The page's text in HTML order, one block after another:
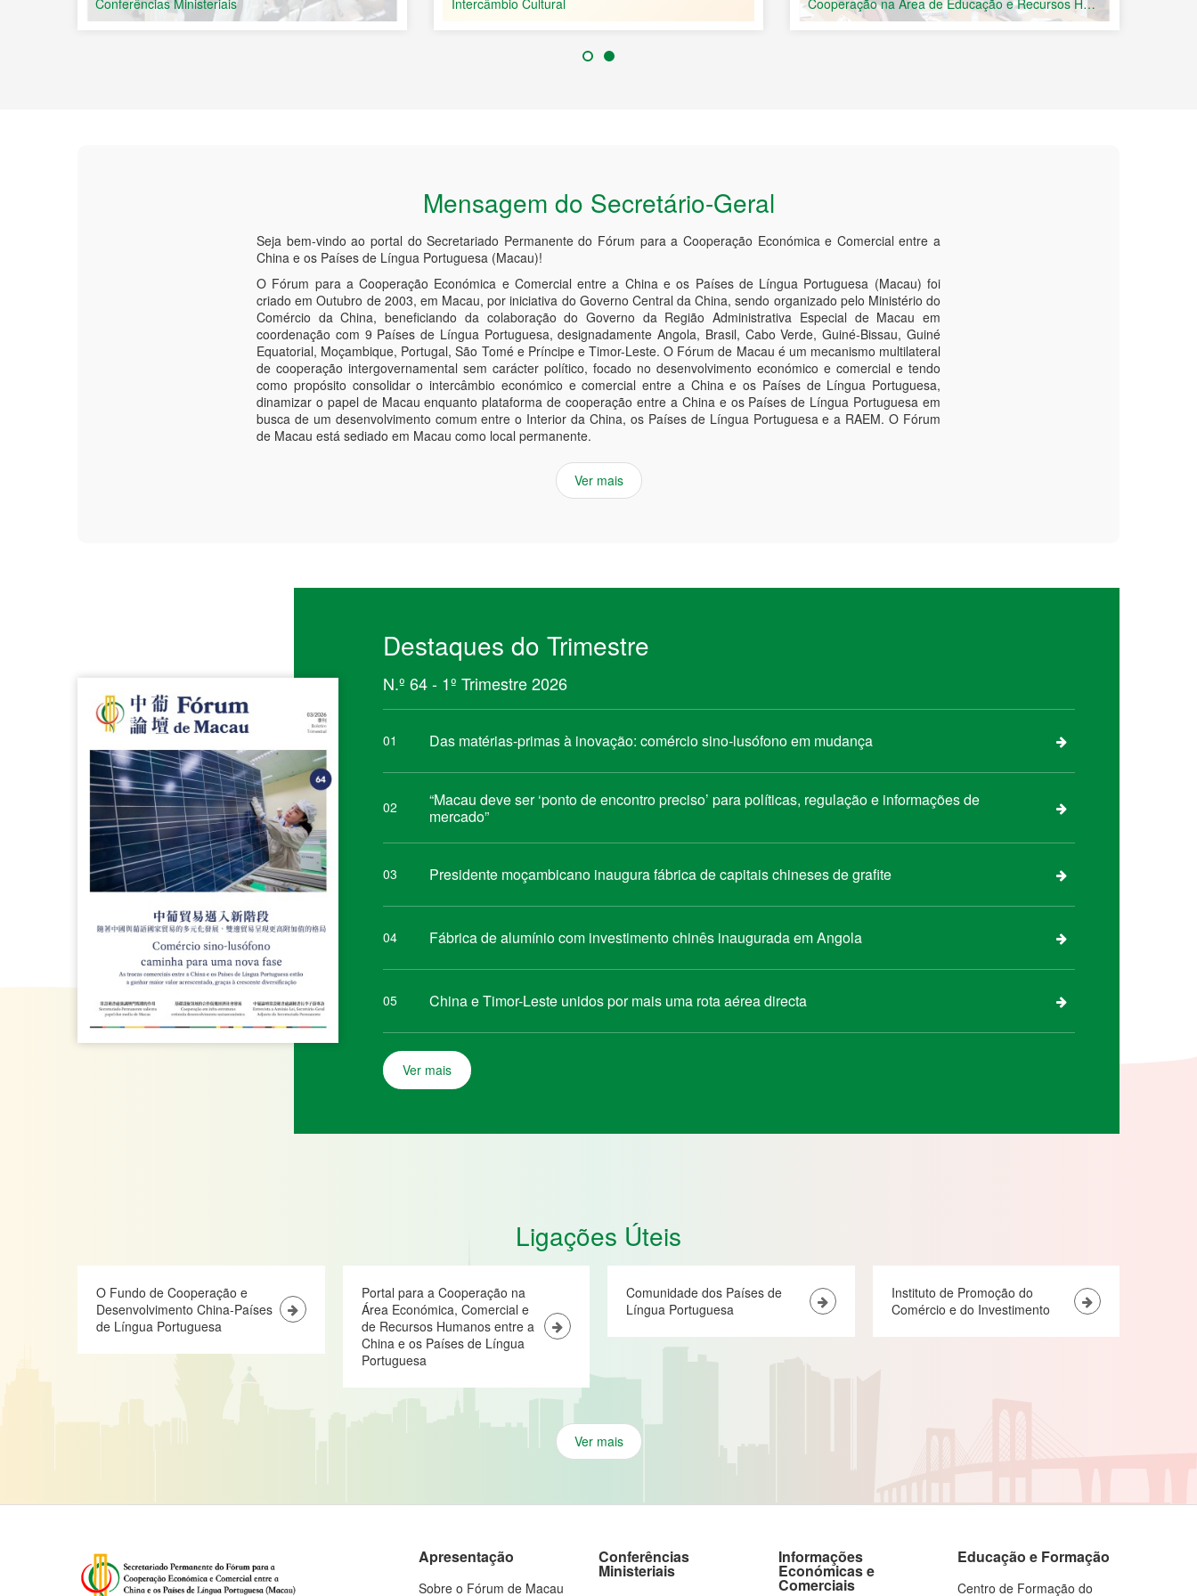
Mensagem do Secretário-Geral
Seja bem-vindo ao portal do Secretariado Permanente do Fórum para a Cooperação Económica e Comercial entre a
China e os Países de Língua Portuguesa (Macau)!
O Fórum para a Cooperação Económica e Comercial entre a China e os Países de Língua Portuguesa (Macau) foi
criado em Outubro de 2003, em Macau, por iniciativa do Governo Central da China, sendo organizado pelo Ministério do
Comércio da China, beneficiando da colaboração do Governo da Região Administrativa Especial de Macau em
coordenação com 9 Países de Língua Portuguesa, designadamente Angola, Brasil, Cabo Verde, Guiné-Bissau, Guiné
Equatorial, Moçambique, Portugal, São Tomé e Príncipe e Timor-Leste. O Fórum de Macau é um mecanismo multilateral
de cooperação intergovernamental sem carácter político, focado no desenvolvimento económico e comercial e tendo
como propósito consolidar o intercâmbio económico e comercial entre a China e os Países de Língua Portuguesa,
dinamizar o papel de Macau enquanto plataforma de cooperação entre a China e os Países de Língua Portuguesa em
busca de um desenvolvimento comum entre o Interior da China, os Países de Língua Portuguesa e a RAEM. O Fórum
de Macau está sediado em Macau como local permanente.
Ver mais
Destaques do Trimestre
N.º 64 - 1º Trimestre 2026
01 Das matérias-primas à inovação: comércio sino-lusófono em mudança
02
“Macau deve ser ‘ponto de encontro preciso’ para políticas, regulação e informações de
mercado”
03 Presidente moçambicano inaugura fábrica de capitais chineses de grafite
04 Fábrica de alumínio com investimento chinês inaugurada em Angola
05 China e Timor-Leste unidos por mais uma rota aérea directa
Ver mais
Ligações Úteis
O Fundo de Cooperação e
Desenvolvimento China-Países
de Língua Portuguesa
Portal para a Cooperação na
Área Económica, Comercial e
de Recursos Humanos entre a
China e os Países de Língua
Portuguesa
Comunidade dos Países de
Língua Portuguesa
Instituto de Promoção do
Comércio e do Investimento
Ver mais
Apresentação
Sobre o Fórum de Macau
Conferências
Ministeriais
Informações
Económicas e
Comerciais
Educação e Formação
Centro de Formação do